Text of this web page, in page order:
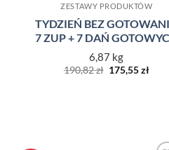
ZESTAWY PRODUKTÓW
TYDZIEŃ BEZ
7 ZUP + 7 DAŃ
6,87 kg
190,82zł Pierwotna
cena
175,55zł